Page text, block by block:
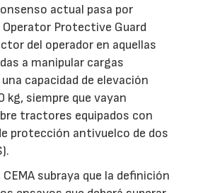
actual pasa por
Protective Guard
del operador en aquellas
a manipular cargas
capacidad de elevación
kg, siempre que vayan
tractores equipados con
protección antivuelco de dos
subraya que la definición